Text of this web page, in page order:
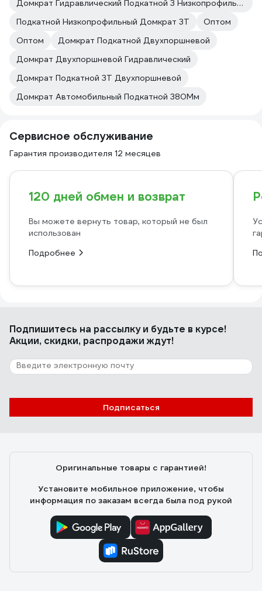
Домкрат Гидравлический Подкатной 3 Низкопрофильный
Подкатной Низкопрофильный Домкрат 3Т
Оптом
Оптом
Домкрат Подкатной Двухпоршневой
Домкрат Двухпоршневой Гидравлический
Домкрат Подкатной 3Т Двухпоршневой
Домкрат Автомобильный Подкатной 380Мм
Сервисное обслуживание
Гарантия производителя 12 месяцев
120 дней обмен и возврат
Вы можете вернуть товар, который не был
использован
Подробнее
Подпишитесь на рассылкуи будьте в курсе!
Акции, скидки, распродажи ждут!
Подписаться
Оригинальные товары с гарантией!
Установите мобильное приложение, чтобы
информация по заказам всегда была под рукой